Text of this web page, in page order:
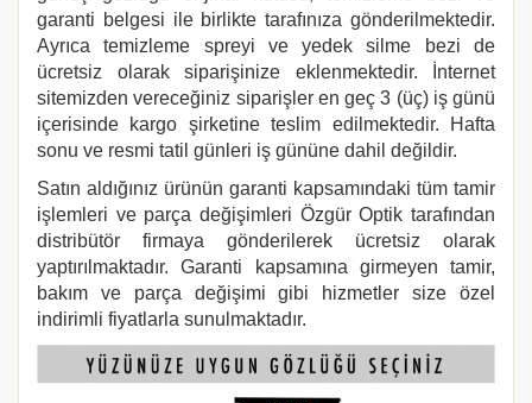
garanti belgesi ile birlikte tarafınıza gönderilmektedir.
Ayrıca temizleme spreyi ve yedek silme bezi de
ücretsiz olarak siparişinize eklenmektedir. İnternet
sitemizden vereceğiniz siparişler en geç 3 (üç) iş günü
içerisinde kargo şirketine teslim edilmektedir. Hafta
sonu ve resmi tatil günleri iş gününe dahil değildir.
Satın aldığınız ürünün garanti kapsamındaki tüm tamir
işlemleri ve parça değişimleri Özgür Optik tarafından
distribütör firmaya gönderilerek ücretsiz olarak
yaptırılmaktadır. Garanti kapsamına girmeyen tamir,
bakım ve parça değişimi gibi hizmetler size özel
indirimli fiyatlarla sunulmaktadır.